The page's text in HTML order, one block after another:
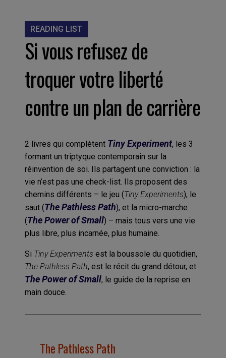
READING LIST
Si vous refusez de
troquer votre liberté
contre un plan de carrière
2 livres qui complètent Tiny Experiment, les 3
formant un triptyque contemporain sur la
réinvention de soi. Ils partagent une conviction : la
vie n’est pas une check-list. Ils proposent des
chemins différents – le jeu (Tiny Experiments), le
saut (The Pathless Path), et la micro-marche
(The Power of Small) – mais tous vers une vie
plus libre, plus incarnée, plus humaine.
Si Tiny Experiments est la boussole du quotidien,
The Pathless Path, est le récit du grand détour, et
The Power of Small, le guide de la reprise en
main douce.
The Pathless Path